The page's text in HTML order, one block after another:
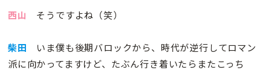
西山 そうですよね（笑）
柴田 いま僕も後期バロックから、時代が逆行してロマン
派に向かってますけど、たぶん行き着いたらまたこっち